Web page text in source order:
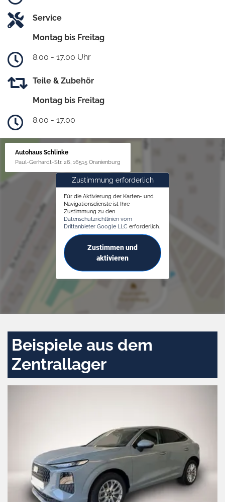
Service
Montag bis Freitag
8.00 - 17.00 Uhr
Teile & Zubehör
Montag bis Freitag
8.00 - 17.00
Autohaus Schlinke
Paul-Gerhardt-Str. 26, 16515 Oranienburg
Zustimmung erforderlich
Für die Aktivierung der Karten- und
Navigationsdienste ist Ihre
Zustimmung zu den
Datenschutzrichtlinien vom
Drittanbieter Google LLC erforderlich.
Zustimmen und
aktivieren
Beispiele aus dem
Zentrallager